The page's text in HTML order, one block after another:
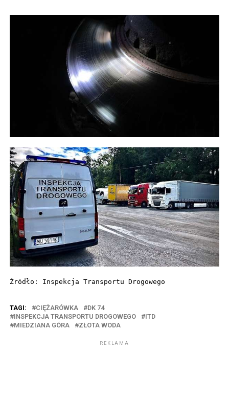
Źródło: Inspekcja Transportu Drogowego
TAGI: CIĘŻARÓWKA
DK 74
INSPEKCJA TRANSPORTU DROGOWEGO
ITD
MIEDZIANA GÓRA
ZŁOTA WODA
REKLAMA